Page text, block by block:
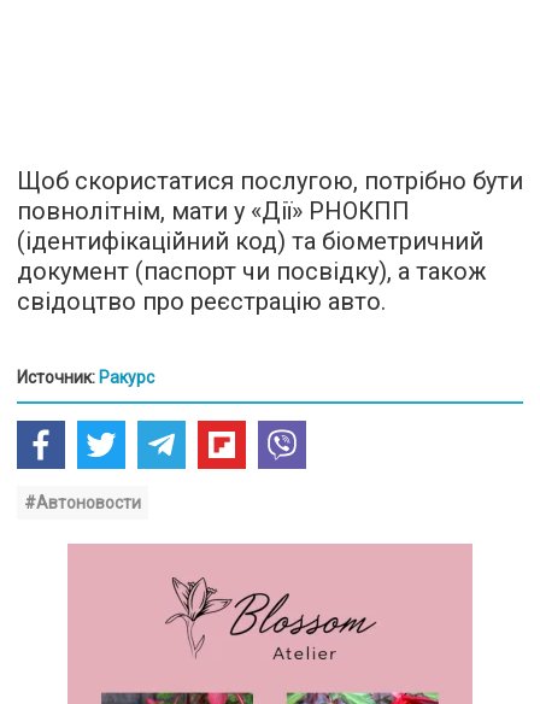
Щоб скористатися послугою, потрібно бути
повнолітнім, мати у «Дії» РНОКПП
(ідентифікаційний код) та біометричний
документ (паспорт чи посвідку), а також
свідоцтво про реєстрацію авто.
Источник: Ракурс
#Автоновости